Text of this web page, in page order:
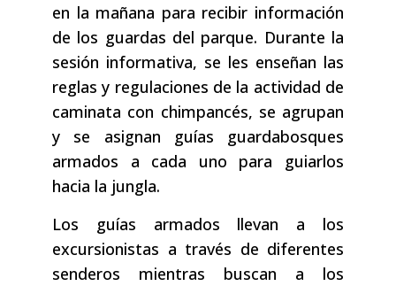
en la mañana para recibir información
de los guardas del parque. Durante la
sesión informativa, se les enseñan las
reglas y regulaciones de la actividad de
caminata con chimpancés, se agrupan
y se asignan guías guardabosques
armados a cada uno para guiarlos
hacia la jungla.
Los guías armados llevan a los
excursionistas a través de diferentes
senderos mientras buscan a los